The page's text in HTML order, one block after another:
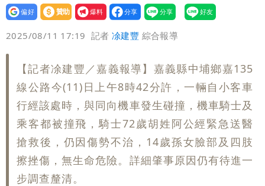
中哪來勇氣要別人道歉
設為
贊助
我要
爆料
2025/08/11 17:19 記者凃建豐 綜合報導
【記者凃建豐／嘉義報導】嘉義縣中埔鄉嘉135
線公路今(11)日上午8時42分許，一輛自小客車
行經該處時，與同向機車發生碰撞，機車騎士及
乘客都被撞飛，騎士72歲胡姓阿公經緊急送醫
搶救後，仍因傷勢不治，14歲孫女臉部及四肢
擦挫傷，無生命危險。詳細肇事原因仍有待進一
步調查釐清。